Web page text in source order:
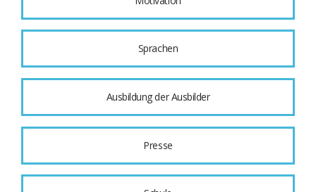
Sprachen
Ausbildung der Ausbilder
Presse